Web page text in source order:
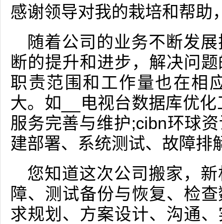
感谢领导对我的栽培和帮助
随着公司的业务不断发
断的提升和进步，解决问
职责范围和工作量也在相
大。如__电视台数据库优
服务完善与维护;cibn环球
建部署、系统测试、故障排
您知道这次公司搬家，
障、测试备份与恢复、检
求规划、方案设计、沟通